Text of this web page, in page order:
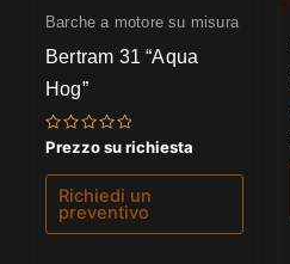
Barche a motore su misura
Bertram 31 “Aqua
Hog”
Valutato
0
su
Prezzo su richiesta
Richiedi un
preventivo